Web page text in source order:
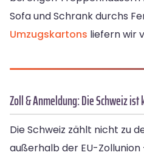
Sofa und Schrank durchs
Umzugskartons liefern wir
Zoll & Anmeldung: Die Schweiz ist
Die Schweiz zählt nicht zu
außerhalb der EU-